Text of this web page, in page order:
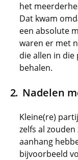
het
Dat kwam
een absolute
waren er met
die allen in die
behalen.
Nadelen
Kleine(re)
zelfs al
aanhang
bijvoorbeeld